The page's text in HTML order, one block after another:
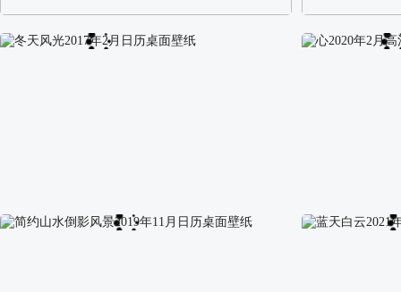
阿尔卑斯山区自然风景壁纸 校园长发可爱
冬天风光2017年2月日历桌面壁纸 心2020年2月高